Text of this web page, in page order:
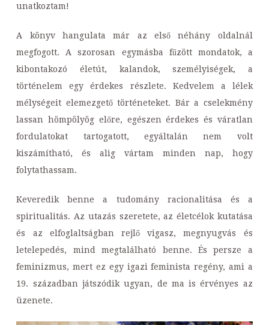
unatkoztam!
A könyv hangulata már az első néhány oldalnál
megfogott. A szorosan egymásba fűzött mondatok, a
kibontakozó életút, kalandok, személyiségek, a
történelem egy érdekes részlete. Kedvelem a lélek
mélységeit elemezgető történeteket. Bár a cselekmény
lassan hömpölyög előre, egészen érdekes és váratlan
fordulatokat tartogatott, egyáltalán nem volt
kiszámítható, és alig vártam minden nap, hogy
folytathassam.
Keveredik benne a tudomány racionalitása és a
spiritualitás. Az utazás szeretete, az életcélok kutatása
és az elfoglaltságban rejlő vigasz, megnyugvás és
letelepedés, mind megtalálható benne. És persze a
feminizmus, mert ez egy igazi feminista regény, ami a
19. században játszódik ugyan, de ma is érvényes az
üzenete.